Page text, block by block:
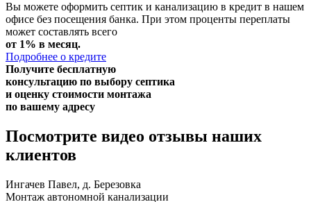
Вы можете оформить септик и канализацию в кредит в нашем
офисе без посещения банка. При этом проценты переплаты
может составлять всего
от 1% в месяц.
Подробнее о кредите
Получите бесплатную
консультацию по выбору септика
и оценку стоимости монтажа
по вашему адресу
Посмотрите видео отзывы наших
клиентов
Ингачев Павел, д. Березовка
Монтаж автономной канализации